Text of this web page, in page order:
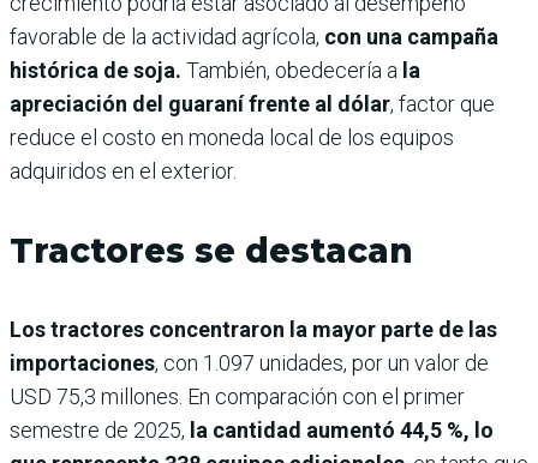
favorable de la actividad agrícola, con una campaña
histórica de soja. También, obedecería a la
apreciación del guaraní frente al dólar, factor que
reduce el costo en moneda local de los equipos
adquiridos en el exterior.
Tractores se destacan
Los tractores concentraron la mayor parte de las
importaciones, con 1.097 unidades, por un valor de
USD 75,3 millones. En comparación con el primer
semestre de 2025, la cantidad aumentó 44,5 %, lo